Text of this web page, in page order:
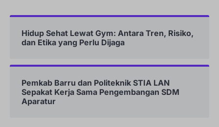
Hidup Sehat Lewat Gym: Antara Tren, Risiko,
dan Etika yang Perlu Dijaga
Pemkab Barru dan Politeknik STIA LAN
Sepakat Kerja Sama Pengembangan SDM
Aparatur